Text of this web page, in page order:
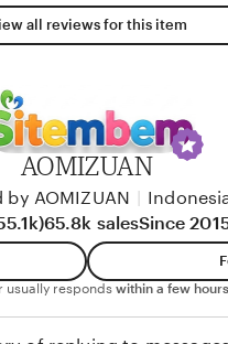
all reviews for this item
AOMIZUAN
by AOMIZUAN
65.8k salesSince
usually responds within a few